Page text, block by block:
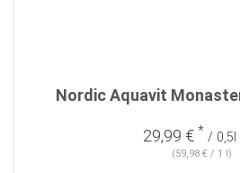
Nordic Aquavit
29,99 € * / 0,5l
(59,98 € / 1 l)